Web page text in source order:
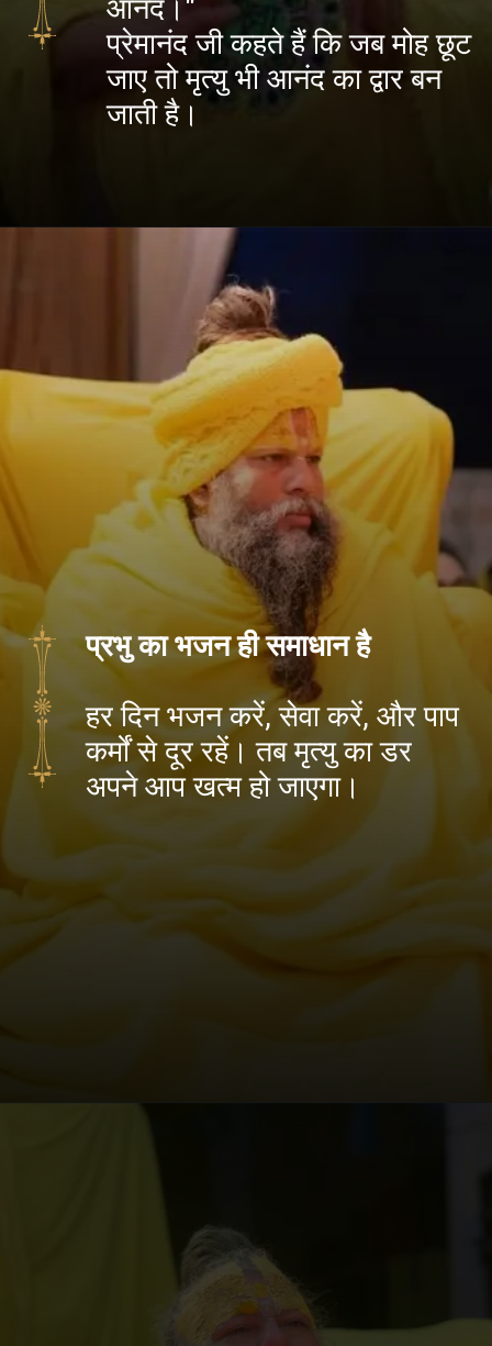
आनंद।"
प्रेमानंद जी कहते हैं कि जब मोह छूट
जाए तो मृत्यु भी आनंद का द्वार बन
जाती है।
प्रभु का भजन ही समाधान है
हर दिन भजन करें, सेवा करें, और पाप
कर्मों से दूर रहें। तब मृत्यु का डर
अपने आप खत्म हो जाएगा।